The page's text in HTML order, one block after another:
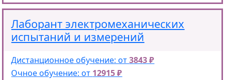
Лаборант электромеханических
испытаний и измерений
Дистанционное обучение: от3843 ₽
Очное обучение: от 12915 ₽